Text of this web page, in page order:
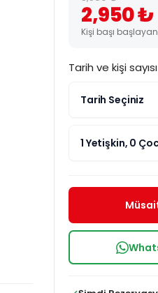
2,950 ₺
Kişi başı
Tarih ve kişi
Tarih Seçiniz
1 Yetişkin, 0